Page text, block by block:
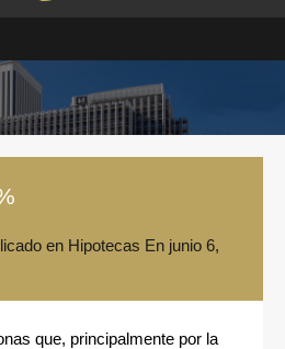
en Hipotecas En junio 6,
que, principalmente por la